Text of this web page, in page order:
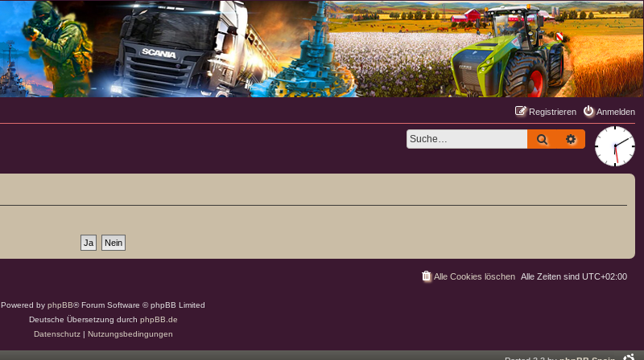
Anmelden
Registrieren
SucheErweiterte
Alle Zeiten sind UTC+02:00
Alle Cookies löschen
Powered by phpBB® Forum Software © phpBB Limited
Deutsche Übersetzung durch phpBB.de
Datenschutz| Nutzungsbedingungen